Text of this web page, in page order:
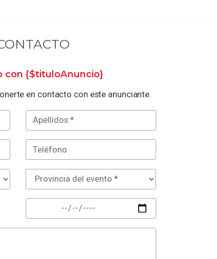
con {$tituloAnuncio}
en contacto con este anunciante.